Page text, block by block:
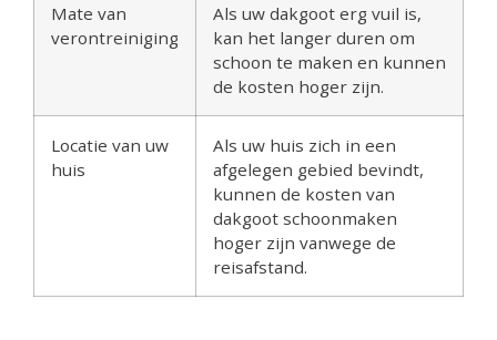
Mate van
verontreiniging
Als uw dakgoot erg vuil is,
kan het langer duren om
schoon te maken en kunnen
de kosten hoger zijn.
Locatie van uw
huis
Als uw huis zich in een
afgelegen gebied bevindt,
kunnen de kosten van
dakgoot schoonmaken
hoger zijn vanwege de
reisafstand.